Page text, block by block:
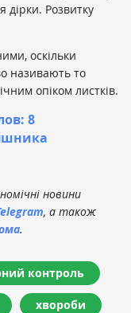
дірки. Розвитку
оскільки
називають то
опіком листків.
8
новини
, а також
.
контроль
хвороби